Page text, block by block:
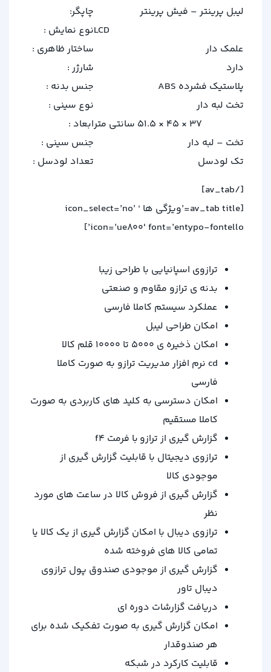
لیبل پرینتر – فیش پرینتر
چاپگر:
LCDنوع نمایش :
علمک دار
ساختار ظاهری :
دارد
شارژر :
پلاستیک فشرده ABS
جنس بدنه :
تخت لبه دار
نوع سینی :
37 × 45 × 51.5 سانتی متر
ابعاد :
تخت – لبه دار
جنس سینی :
تک لودسل
تعداد لودسل :
[/av_tab]
[av_tab title=’ویژگی ها ‘ icon_select=’no’
icon=’ue800′ font=’entypo-fontello’]
ترازوی اسپانیایی با طراحی زیبا
بدنه ی ترازو مقاوم و صنعتی
عملکرد سیستم کاملا فارسی
امکان طراحی لیبل
امکان ذخیره ی 5000 تا 10000 قلم کالا
cd نرم افزار مدیریت ترازو به صورت کاملا
فارسی
امکان دسترسی به کلید های کاربردی به صورت
کاملا مستقیم
گزارش گیری از ترازو با فرمت f4
ترازوی دیجیتال با قابلیت گزارش گیری از
موجودی کالا
گزارش گیری از فروش کالا در ساعت های مورد
نظر
ترازوی دیبال با امکان گزارش گیری از یک کالا یا
تمامی کالا های فروخته شده
گزارش گیری از موجودی صندوق پول ترازوی
دیبال تاور
دریافت گزارشات دوره ای
امکان گزارش گیری به صورت تفکیک شده برای
هر صندوقدار
قابلیت کارکرد در شبکه